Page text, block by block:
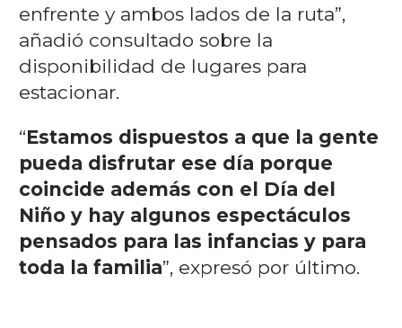
enfrente y ambos lados de la ruta”,
añadió consultado sobre la
disponibilidad de lugares para
estacionar.
“Estamos dispuestos a que la gente
pueda disfrutar ese día porque
coincide además con el Día del
Niño y hay algunos espectáculos
pensados para las infancias y para
toda la familia”, expresó por último.